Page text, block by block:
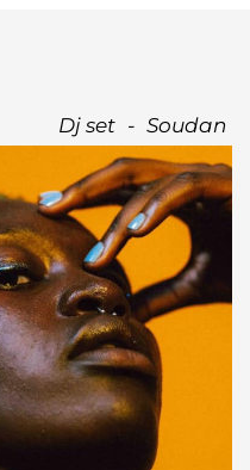
Dj set - Soudan